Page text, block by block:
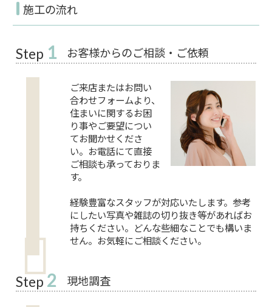
施工の流れ
Step 1 お客様からのご相談・ご依頼
ご来店またはお問い
合わせフォームより、
住まいに関するお困
り事やご要望につい
てお聞かせくださ
い。お電話にて直接
ご相談も承っておりま
す。
経験豊富なスタッフが対応いたします。参考
にしたい写真や雑誌の切り抜き等があればお
持ちください。どんな些細なことでも構いま
せん。お気軽にご相談ください。
Step 2 現地調査